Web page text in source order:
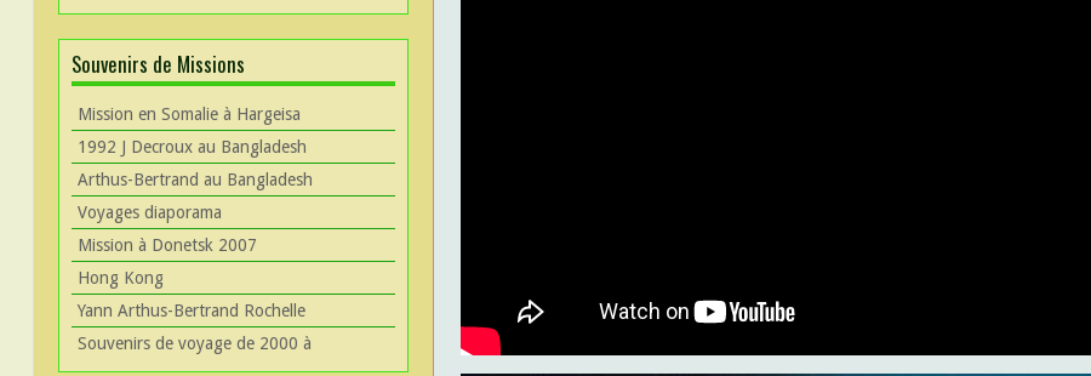
Souvenirs de Missions
Mission en Somalie à Hargeisa
1992 J Decroux au Bangladesh
Arthus-Bertrand au Bangladesh
Voyages diaporama
Mission à Donetsk 2007
Hong Kong
Yann Arthus-Bertrand Rochelle
Souvenirs de voyage de 2000 à